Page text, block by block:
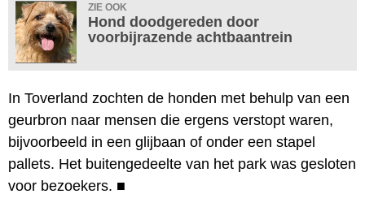
ZIE OOK
Hond doodgereden door
voorbijrazende achtbaantrein
In Toverland zochten de honden met behulp van een
geurbron naar mensen die ergens verstopt waren,
bijvoorbeeld in een glijbaan of onder een stapel
pallets. Het buitengedeelte van het park was gesloten
voor bezoekers. ■